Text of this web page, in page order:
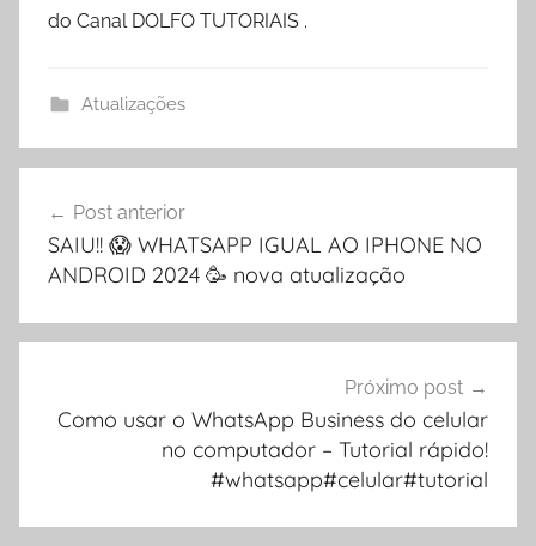
do Canal DOLFO TUTORIAIS .
Atualizações
de
Post
Post anterior
SAIU!! 😱 WHATSAPP IGUAL AO IPHONE NO
ANDROID 2024 🥳 nova atualização
Próximo post
Como usar o WhatsApp Business do celular
no computador – Tutorial rápido!
#whatsapp#celular#tutorial